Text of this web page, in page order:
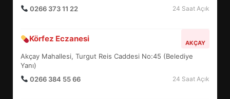
0266 373 11 22 24 Saat Açık
Körfez Eczanesi AKÇAY
Akçay Mahallesi, Turgut Reis Caddesi No:45 (Belediye
Yanı)
0266 384 55 66
24 Saat Açık
6
TURNUVASI KAYITLARI NEYİ